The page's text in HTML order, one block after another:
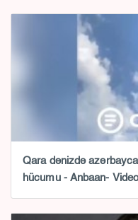
Qara dənizdə
hücumu - Anbaan-